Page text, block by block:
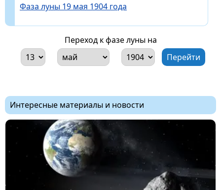
Фаза луны 19 мая 1904 года
Переход к фазе луны на
Интересные материалы и новости